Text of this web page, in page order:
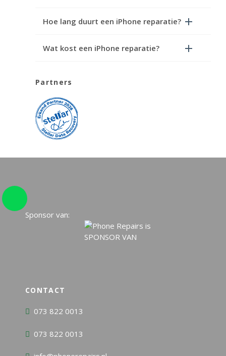
Hoe lang duurt een iPhone reparatie?
Wat kost een iPhone reparatie?
Partners
Sponsor van:
CONTACT
073 822 0013
073 822 0013